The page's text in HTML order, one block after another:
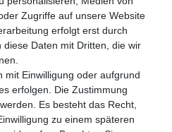
MIT
Zugriffe auf unsere Website
erfolgt erst durch
Daten mit Dritten, die wir
mit Einwilligung oder aufgrund
erfolgen. Die Zustimmung
Es besteht das Recht,
zu einem späteren